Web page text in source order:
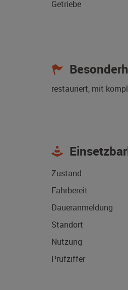
Getriebe
restauriert, mit
Zustand
Fahrbereit
Daueranmeldung
Standort
Nutzung
Prüfziffer